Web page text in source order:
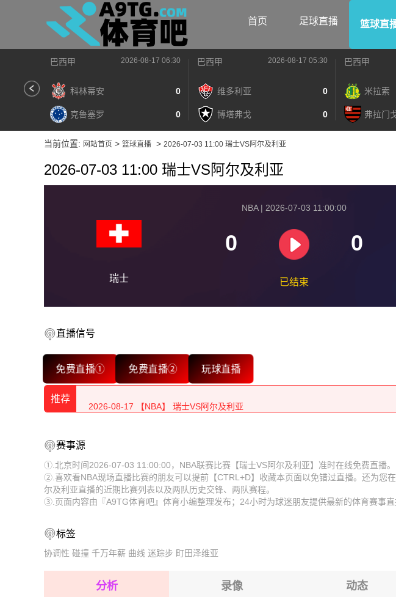
首页 足球直播 篮球直
巴西甲 2026-08-17 06:30
科林蒂安 0
克鲁塞罗 0
巴西甲 2026-08-17 05:30
维多利亚 0
博塔弗戈 0
巴西甲
米拉索
弗拉门
当前位置: 网站首页 > 篮球直播 > 2026-07-03 11:00 瑞士VS阿尔及利亚
2026-07-03 11:00 瑞士VS阿尔及利亚
瑞士
NBA | 2026-07-03 11:00:00
0 0
已结束
直播信号
免费直播① 免费直播② 玩球直播
推荐
2026-08-17 【NBA】 瑞士VS阿尔及利亚
2026-08-17 【NBA】 瑞士VS阿尔及利亚
2026-08-17 【NBA】 瑞士VS阿尔及利亚
2026-08-17 【NBA】 瑞士VS阿尔及利亚
2026-08-17 【NBA】 瑞士VS阿尔及利亚
2026-08-17 【NBA】 瑞士VS阿尔及利亚
2026-08-17 【NBA】 瑞士VS阿尔及利亚
2026-08-17 【NBA】 瑞士VS阿尔及利亚
2026-08-17 【NBA】 瑞士VS阿尔及利亚
赛事源
①.北京时间2026-07-03 11:00:00，NBA联赛比赛【瑞士VS阿尔及利亚】准时在线免费直播。
②.喜欢看NBA现场直播比赛的朋友可以提前【CTRL+D】收藏本页面以免错过直播。还为您
尔及利亚直播的近期比赛列表以及两队历史交锋、两队赛程。
③.页面内容由『A9TG体育吧』体育小编整理发布；24小时为球迷朋友提供最新的体育赛事直
标签
协调性 碰撞 千万年薪 曲线 迷踪步 町田泽维亚
分析 录像 动态